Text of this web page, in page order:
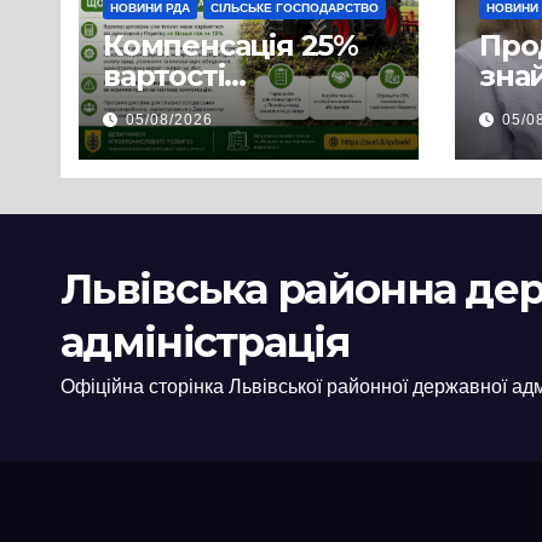
НОВИНИ РДА СІЛЬСЬКЕ ГОСПОДАРСТВО
Компенсація 25%
вартості
української
сільгосптехніки:
що змінилося для
05/08/2026
НОВИНИ
05/
Львівська районна
адміністрація
Офіційна сторінка Львівської районної державної